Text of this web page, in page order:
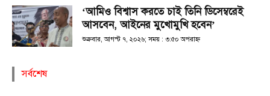
‘আমিও বিশ্বাস করতে চাই তিনি ডিসেম্বরেই
আসবেন, আইনের মুখোমুখি হবেন’
শুক্রবার, আগস্ট ৭, ২০২৬; সময় : ৩:৫০ অপরাহ্ণ
সর্বশেষ